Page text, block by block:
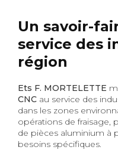
Un savoir-
service des
région
Ets F. MORTELETTE
CNC au service des
dans les zones
opérations de fraisage,
de pièces aluminium à
besoins spécifiques.